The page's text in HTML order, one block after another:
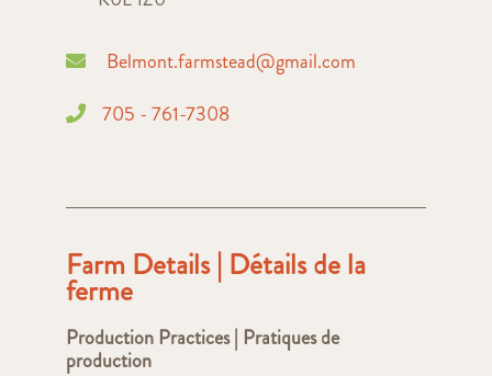
Belmont.farmstead@gmail.com
705 - 761-7308
Farm Details | Détails de la
ferme
Production Practices | Pratiques de
production